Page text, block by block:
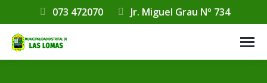
073 472070 Jr. Miguel Grau Nº 734